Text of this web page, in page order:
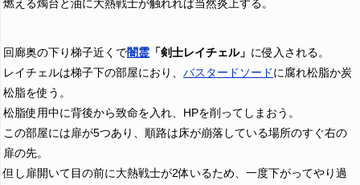
燃える燭台と油に大熱戦士が触れれば当然炎上する。
回廊奥の下り梯子近くで闇霊 「剣士レイチェル」 に侵入される。
レイチェルは梯子下の部屋におり、 バスタードソードに腐れ松脂か炭
松脂を使う。
松脂使用中に背後から致命を入れ、HPを削ってしまおう。
この部屋には扉が5つあり、順路は床が崩落している場所のすぐ右の
扉の先。
但し扉開いて目の前に大熱戦士が2体いるため、一度下がってやり過